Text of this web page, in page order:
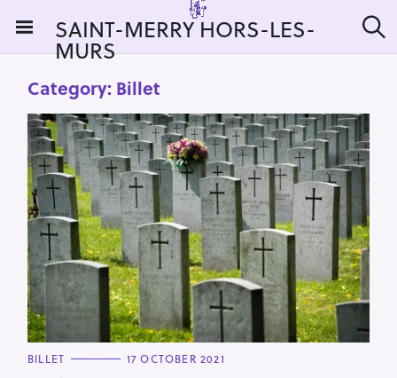
i
SAINT-MERRY HORS-LES-
MURS e
Category: Billet
C
BILLET 17 OCTOBER 2021